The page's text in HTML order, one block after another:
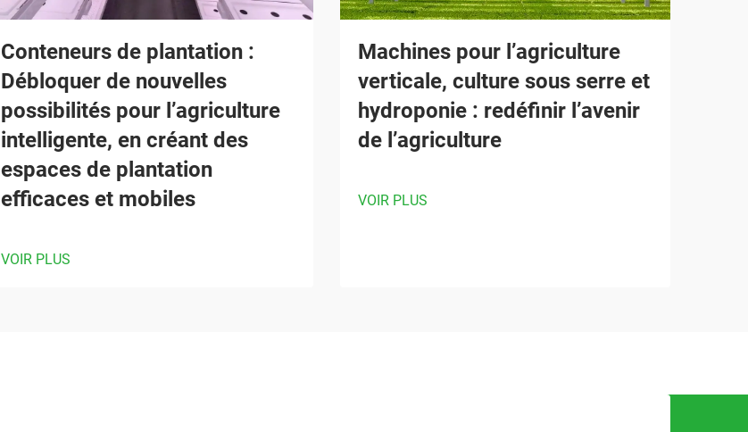
Conteneurs de plantation :
Débloquer de nouvelles
possibilités pour l’agriculture
intelligente, en créant des
espaces de plantation
efficaces et mobiles
VOIR PLUS
Machines pour l’agriculture
verticale, culture sous serre et
hydroponie : redéfinir l’avenir
de l’agriculture
VOIR PLUS